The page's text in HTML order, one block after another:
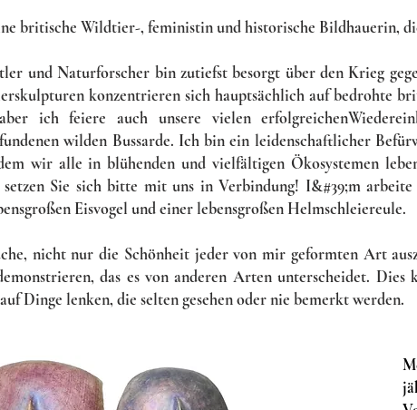
britische Wildtier-, feministin und historische Bildhauerin,
und Naturforscher bin zutiefst besorgt über den Krieg
konzentrieren sich hauptsächlich auf bedrohte
ich feiere auch unsere vielen erfolgreichen
wilden Bussarde. Ich bin ein leidenschaftlicher
wir alle in blühenden und vielfältigen Ökosystemen
Sie sich bitte mit uns in Verbindung! I&#39;m
Eisvogel und einer lebensgroßen Helmschleiereule.
nicht nur die Schönheit jeder von mir geformten Art
das es von anderen Arten unterscheidet. Dies
Dinge lenken, die selten gesehen oder nie bemerkt werden.